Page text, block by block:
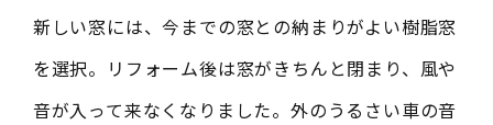
新しい窓には、今までの窓との納まりがよい樹脂窓
を選択。リフォーム後は窓がきちんと閉まり、風や
音が入って来なくなりました。外のうるさい車の音